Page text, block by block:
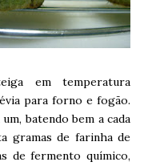
em temperatura
para forno e fogão.
batendo bem a cada
gramas de farinha de
de fermento químico,